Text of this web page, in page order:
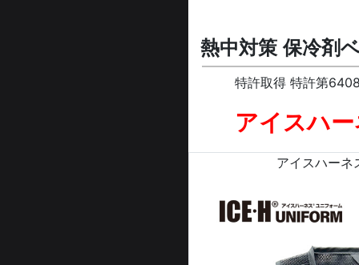
熱中対策 保冷
特許取得 特許第
アイスハ
アイスハー